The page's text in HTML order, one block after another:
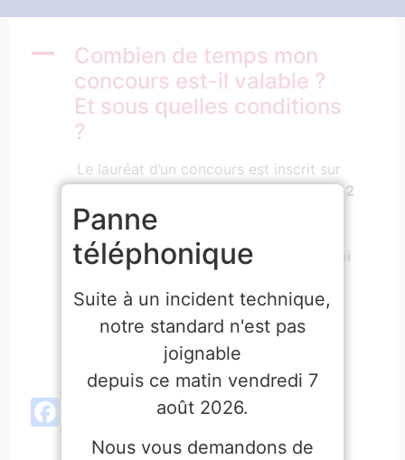
A
Combien de temps mon
concours est-il valable ?
Et sous quelles conditions
?
Le lauréat d’un concours est inscrit sur
une durée de 2
ans renouvelable pour une troisième
et quatrième année sur demande par
courrier recommandé dans le mois qui
chaque période.
Facebook
X LinkedIn
EmailPartager
FacebookLinkedIn
EmailPartager
Panne
téléphonique
Suite à un incident technique,
notre standard n'est pas
joignable
depuis ce matin vendredi 7
août 2026.
Nous vous demandons de